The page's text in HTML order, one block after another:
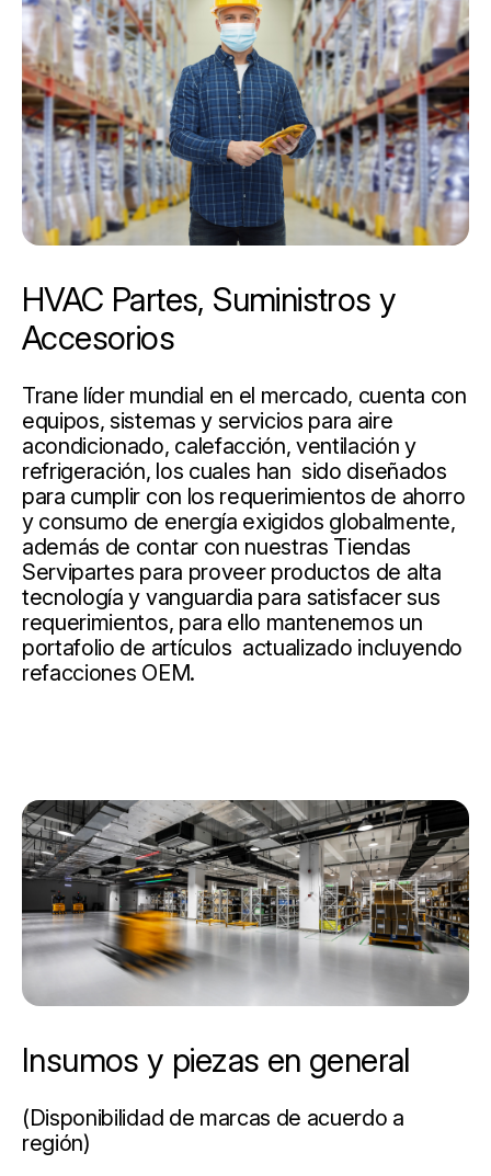
HVAC Partes, Suministros y
Accesorios
Trane líder mundial en el mercado, cuenta con
equipos, sistemas y servicios para aire
acondicionado, calefacción, ventilación y
refrigeración, los cuales han sido diseñados
para cumplir con los requerimientos de ahorro
y consumo de energía exigidos globalmente,
además de contar con nuestras Tiendas
Servipartes para proveer productos de alta
tecnología y vanguardia para satisfacer sus
requerimientos, para ello mantenemos un
portafolio de artículos actualizado incluyendo
refacciones OEM.
Insumos y piezas en general
(Disponibilidad de marcas de acuerdo a
región)